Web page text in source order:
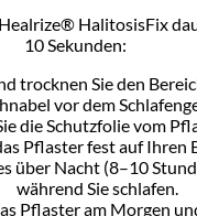
HalitosisFix
10 Sekunden:
trocknen Sie den
vor dem
die Schutzfolie vom
Pflaster fest auf Ihren
über Nacht (8–10
während Sie schlafen.
Pflaster am Morgen